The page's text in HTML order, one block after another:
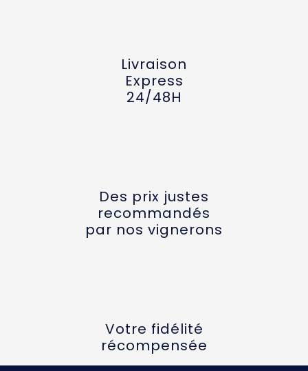
Livraison
Express
24/48H
Des prix justes
recommandés
par nos vignerons
Votre fidélité
récompensée